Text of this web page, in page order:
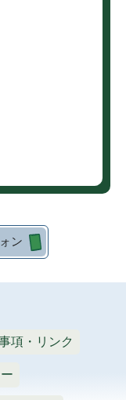
ン
項・リンク